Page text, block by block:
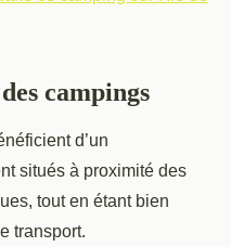
campings
d’un
situés à proximité des
tout en étant bien
transport.